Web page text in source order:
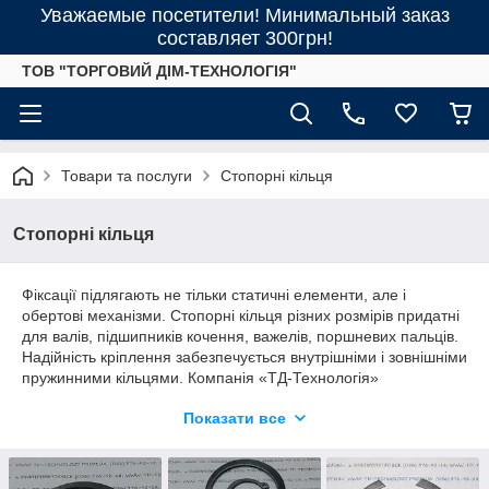
Уважаемые посетители! Минимальный заказ
составляет 300грн!
ТОВ "ТОРГОВИЙ ДІМ-ТЕХНОЛОГІЯ"
Товари та послуги Стопорні кільця
Стопорні кільця
Фіксації підлягають не тільки статичні елементи, але і
обертові механізми. Стопорні кільця різних розмірів придатні
для валів, підшипників кочення, важелів, поршневих пальців.
Надійність кріплення забезпечується внутрішніми і зовнішніми
пружинними кільцями. Компанія «ТД-Технологія»
Показати все